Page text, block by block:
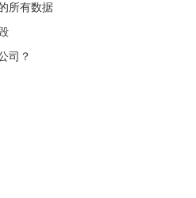
所有数据
司？